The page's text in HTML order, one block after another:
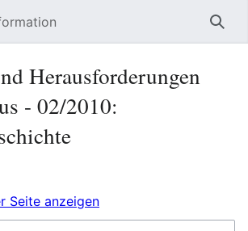
Herausforderungen
- 02/2010:
Seite anzeigen